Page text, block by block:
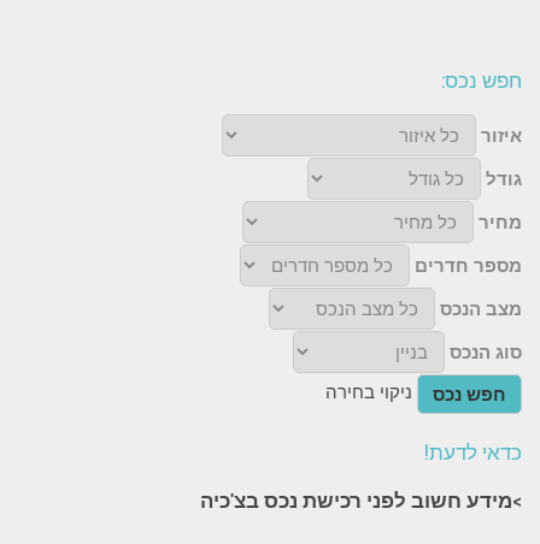
חפש נכס:
איזור
גודל
מחיר
מספר חדרים
מצב הנכס
סוג הנכס
חפש נכס
ניקוי בחירה
כדאי לדעת!
>מידע חשוב לפני רכישת נכס בצ'כיה​